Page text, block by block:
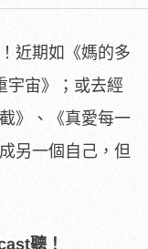
近期如《媽的多
宇宙》；或去經
》、《真愛每一
另一個自己，但
聽！